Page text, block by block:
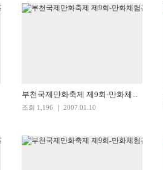
부천국제만화축제 제9회-만화체...
조회 1,196 ｜ 2007.01.10